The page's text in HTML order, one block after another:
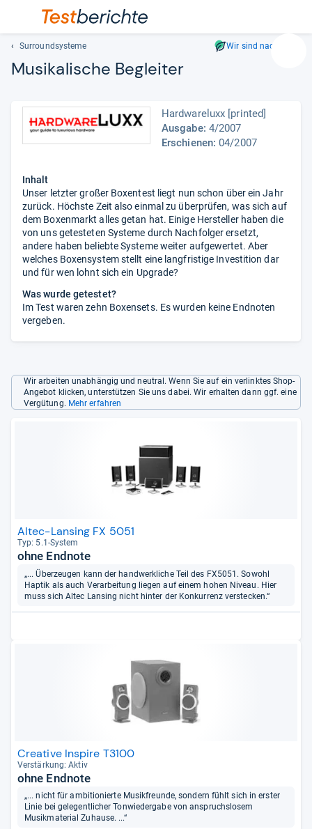
und
mit
Surroundsysteme Wir sind nachhaltig
Musi­ka­li­sche Beglei­ter
Hardwareluxx [printed]
Ausgabe: 4/2007
Erschienen: 04/2007
Inhalt
Unser letzter großer Boxentest liegt nun schon über ein Jahr
zurück. Höchste Zeit also einmal zu überprüfen, was sich auf
dem Boxenmarkt alles getan hat. Einige Hersteller haben die
von uns getesteten Systeme durch Nachfolger ersetzt,
andere haben beliebte Systeme weiter aufgewertet. Aber
welches Boxensystem stellt eine langfristige Investition dar
und für wen lohnt sich ein Upgrade?
Was wurde getestet?
Im Test waren zehn Boxensets. Es wurden keine Endnoten
vergeben.
Wir arbeiten unabhängig und neutral. Wenn Sie auf ein verlinktes Shop-
Angebot klicken, unterstützen Sie uns dabei. Wir erhalten dann ggf. eine
Vergütung. Mehr erfahren
Altec-Lansing FX 5051
Typ: 5.1-​Sys­tem
ohne Endnote
„... Überzeugen kann der handwerkliche Teil des FX5051. Sowohl
Haptik als auch Verarbeitung liegen auf einem hohen Niveau. Hier
muss sich Altec Lansing nicht hinter der Konkurrenz verstecken.“
Creative Inspire T3100
Ver­stär­kung: Aktiv
ohne Endnote
„... nicht für ambitionierte Musikfreunde, sondern fühlt sich in erster
Linie bei gelegentlicher Tonwiedergabe von anspruchslosem
Musikmaterial Zuhause. ...“